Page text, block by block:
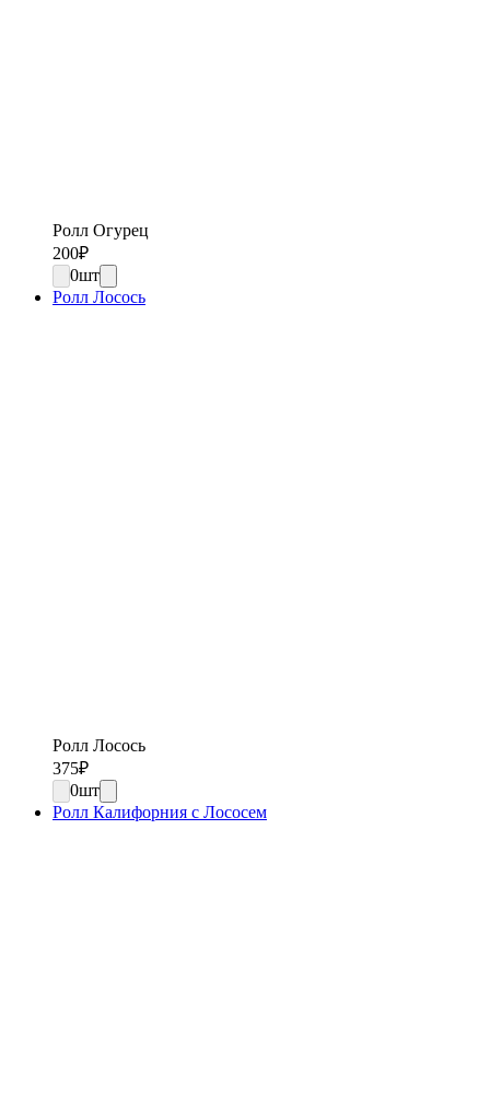
Ролл Огурец
200₽
0шт
Ролл Лосось
Ролл Лосось
375₽
0шт
Ролл Калифорния с Лососем